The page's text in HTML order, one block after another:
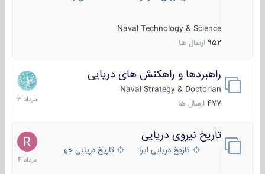
Naval Technology & Science
952 ارسال ها
راهبردها و راهکنش های دریایی
Naval Strategy & Doctorian
477 ارسال ها
2
مرداد
1403
تاریخ نیروی دریایی
تاریخ دریایی ایران تاریخ دریایی جهان
16
مرداد
1404